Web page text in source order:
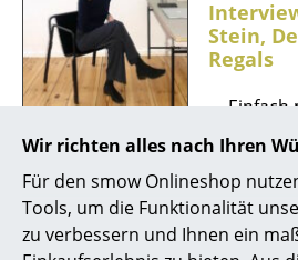
Wir richten alles nach Ihren
Für den smow Onlineshop
Tools, um die Funktionalität
zu verbessern und Ihnen ein
Einzelbetten
Stapelbetten
Kinderbetten
Nachttische & Bettzubehör
... alle Betten
Stein,
Regals
ihres
begleitet
heute...
Stein